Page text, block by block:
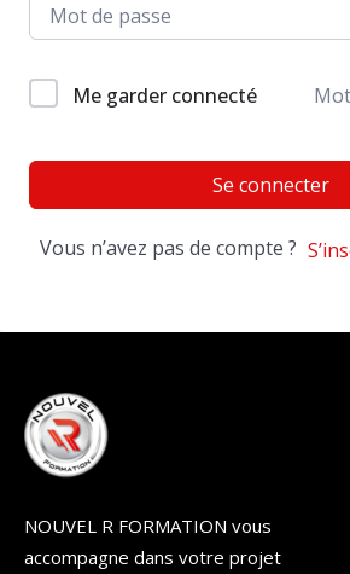
Me garder connecté
Se connecter
Vous n’avez pas de compte ?
NOUVEL R FORMATION vous
accompagne dans votre projet